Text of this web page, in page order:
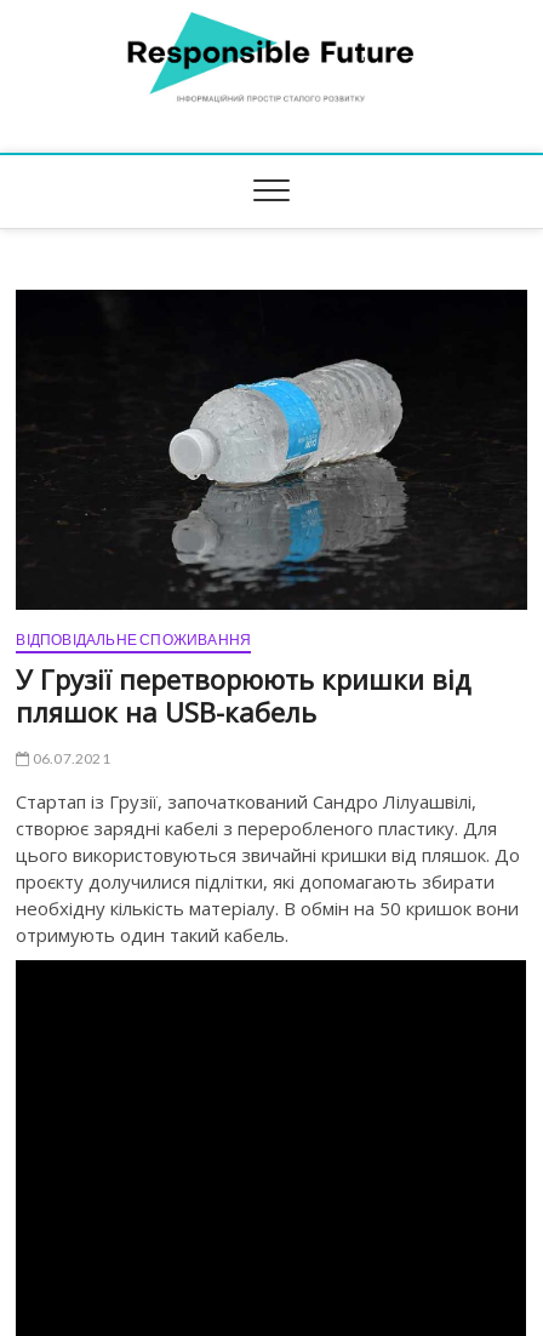
Responsible Future
ВІДПОВІДАЛЬНЕ СПОЖИВАННЯ
У Грузії перетворюють кришки від
пляшок на USB-кабель
06.07.2021
Стартап із Грузії, започаткований Сандро Лілуашвілі,
створює зарядні кабелі з переробленого пластику. Для
цього використовуються звичайні кришки від пляшок. До
проєкту долучилися підлітки, які допомагають збирати
необхідну кількість матеріалу. В обмін на 50 кришок вони
отримують один такий кабель.